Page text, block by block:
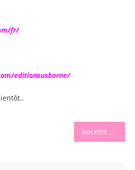
fr/
editionsusborne/
Recette des lunettes aux fraises de France